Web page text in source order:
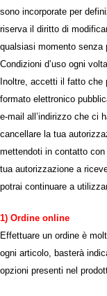
sono incorporate per
riserva il diritto di
qualsiasi momento senza
Condizioni d’uso ogni
Inoltre, accetti il fatto
formato elettronico
e-mail all’indirizzo che ci
cancellare la tua
mettendoti in contatto
tua autorizzazione a
potrai continuare a
1) Ordine online
Effettuare un ordine è
ogni articolo, basterà
opzioni presenti nel